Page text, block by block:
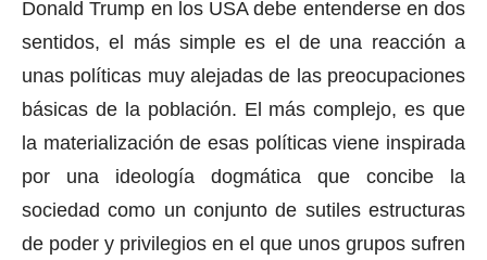
Donald Trump en los USA debe entenderse en dos
sentidos, el más simple es el de una reacción a
unas políticas muy alejadas de las preocupaciones
básicas de la población. El más complejo, es que
la materialización de esas políticas viene inspirada
por una ideología dogmática que concibe la
sociedad como un conjunto de sutiles estructuras
de poder y privilegios en el que unos grupos sufren